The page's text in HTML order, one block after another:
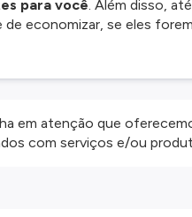
para você. Além disso,
economizar, se eles
em atenção que
com serviços e/ou